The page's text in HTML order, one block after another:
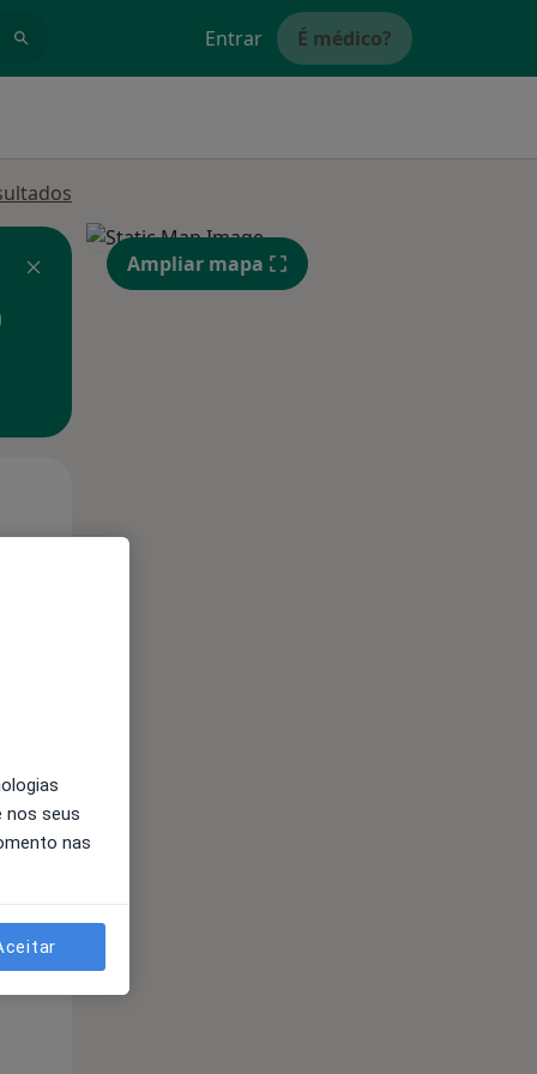
Entrar É médico?
Ampliar mapa
nos seus
nas